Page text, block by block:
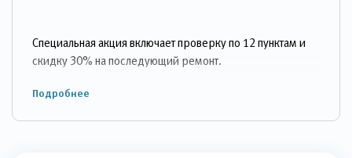
Специальная акция включает проверку по 12 пунктам и
скидку 30% на последующий ремонт.
Подробнее